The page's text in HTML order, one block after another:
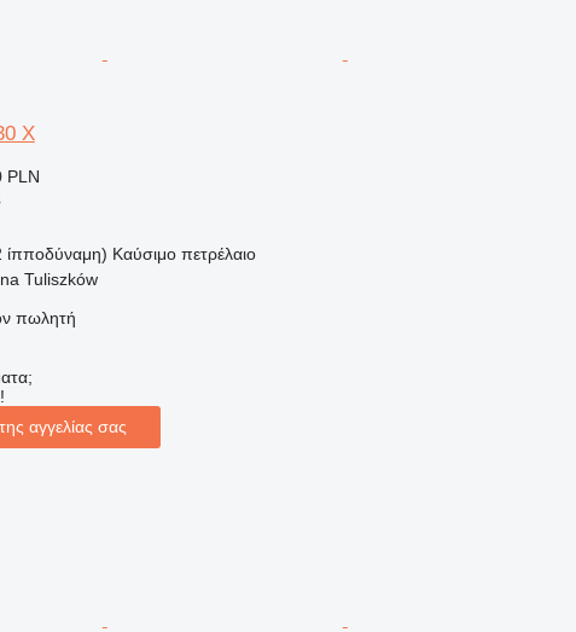
X
PLN
ίπποδύναμη) Καύσιμο πετρέλαιο
Tuliszków
πωλητή
αγγελίας σας